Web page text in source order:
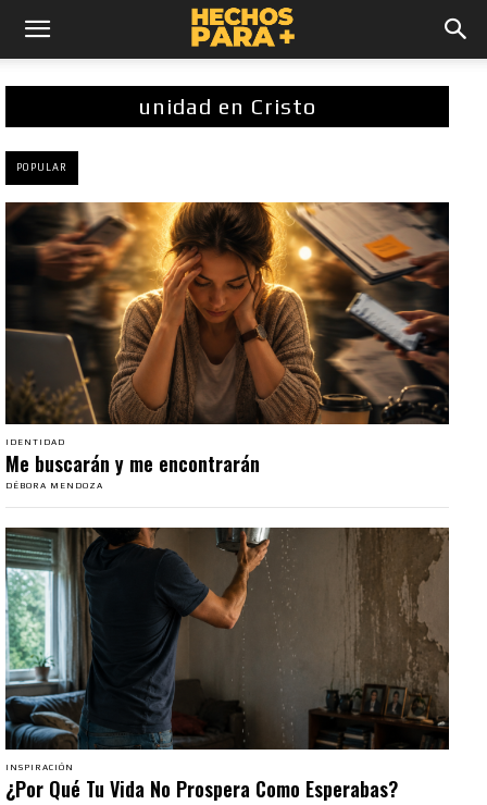
unidad en Cristo
POPULAR
IDENTIDAD
Me buscarán y me encontrarán
DÉBORA MENDOZA
INSPIRACIÓN
¿Por Qué Tu Vida No Prospera Como Esperabas?